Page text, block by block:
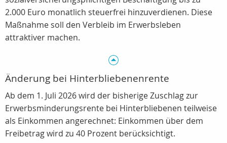
2.000 Euro monatlich steuerfrei hinzuverdienen. Diese
Maßnahme soll den Verbleib im Erwerbsleben
attraktiver machen.
Änderung bei Hinterbliebenenrente
Ab dem 1. Juli 2026 wird der bisherige Zuschlag zur
Erwerbsminderungsrente bei Hinterbliebenen teilweise
als Einkommen angerechnet: Einkommen über dem
Freibetrag wird zu 40 Prozent berücksichtigt.